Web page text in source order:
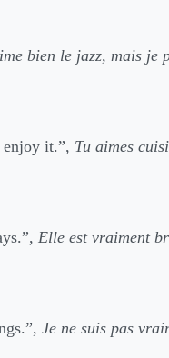
bien le jazz, mais je
enjoy it.”, Tu aimes
Elle est vraiment
Je ne suis pas